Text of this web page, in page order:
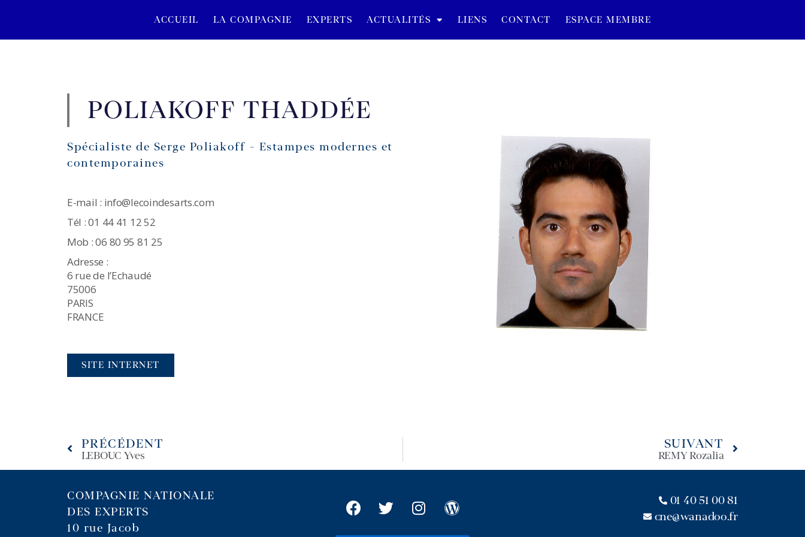
ACCUEIL LA COMPAGNIE EXPERTS ACTUALITÉS LIENS CONTACT ESPACE MEMBRE
POLIAKOFF THADDÉE
Spécialiste de Serge Poliakoff - Estampes modernes et
contemporaines
E-mail : info@lecoindesarts.com
Tél : 01 44 41 12 52
Mob : 06 80 95 81 25
Adresse :
6 rue de l’Echaudé
75006
PARIS
FRANCE
SITE INTERNET
PRÉCÉDENT
LEBOUC Yves
SUIVANT
REMY Rozalia
COMPAGNIE NATIONALE
DES EXPERTS
10 rue Jacob
01 40 51 00 81
cne@wanadoo.fr